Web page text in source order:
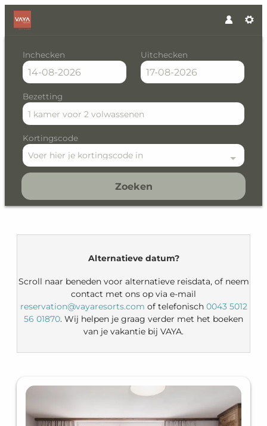
Inchecken Uitchecken
Bezetting
1 kamer voor 2 volwassenen
Kortingscode
Voer hier je kortingscode in
Zoeken
VAYA Gerlos - Our available
Alternatieve datum?
Scroll naar beneden voor alternatieve reisdata, of neem
contact met ons op via e-mail
reservation@vayaresorts.com of telefonisch 0043 5012
56 01870. Wij helpen je graag verder met het boeken
van je vakantie bij VAYA.